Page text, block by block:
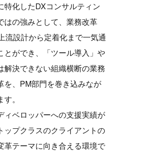
特化したDXコンサルティン
はの強みとして、業務改革
流設計から定着化まで一気通
とができ、「ツール導入」や
解決できない組織横断の業務
を、PM部門を巻き込みなが
。
ィベロッパーへの支援実績が
ップクラスのクライアントの
革テーマに向き合える環境で